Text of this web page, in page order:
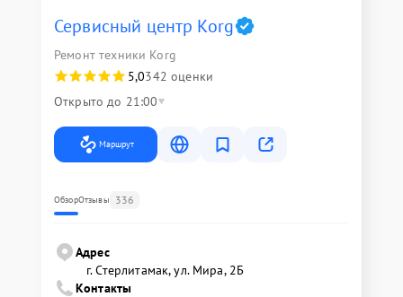
Сервисный центр Korg
Ремонт техники Korg
5,0342 оценки
Открыто до 21:00
Маршрут
ОбзорОтзывы 336
Адрес
г. Стерлитамак, ул. Мира, 2Б
Контакты